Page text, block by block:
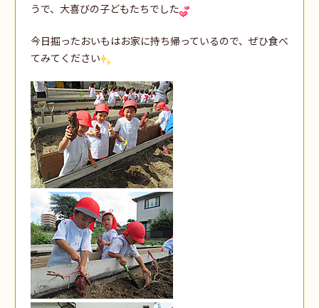
うで、大喜びの子どもたちでした
今日掘ったおいもはお家に持ち帰っているので、ぜひ食べ
てみてください